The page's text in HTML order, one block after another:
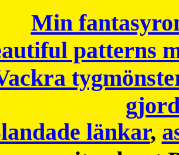
Min
patterns
länkar,